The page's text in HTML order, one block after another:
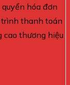
hóa đơn
trình thanh toán
cao thương hiệu